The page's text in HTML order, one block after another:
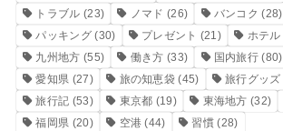
トラブル (23) ノマド (26) バンコク (28)
パッキング(30) プレゼント (21) ホテル
九州地方 (55) 働き方 (33) 国内旅行 (80)
愛知県 (27) 旅の知恵袋 (45) 旅行グッズ
旅行記 (53) 東京都 (19) 東海地方 (32)
福岡県 (20) 空港 (44) 習慣(28)